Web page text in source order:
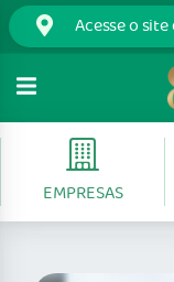
EMPRESAS